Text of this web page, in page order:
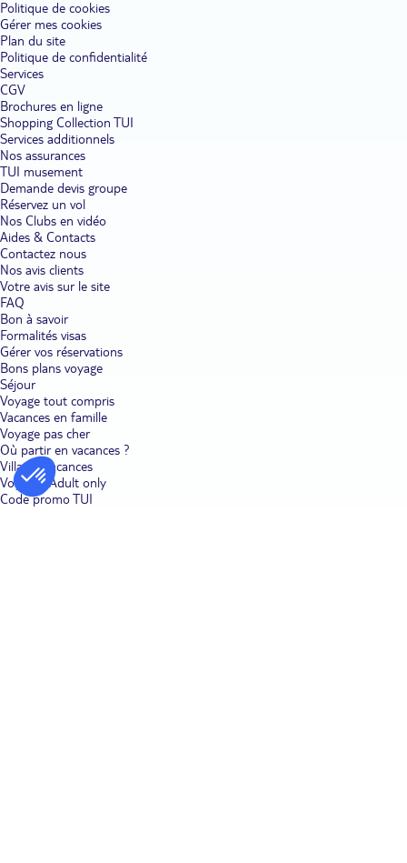
Politique de cookies
Gérer mes cookies
Plan du site
Politique de confidentialité
Services
CGV
Brochures en ligne
Shopping Collection TUI
Services additionnels
Nos assurances
TUI musement
Demande devis groupe
Réservez un vol
Nos Clubs en vidéo
Aides & Contacts
Contactez nous
Nos avis clients
Votre avis sur le site
FAQ
Bon à savoir
Formalités visas
Gérer vos réservations
Bons plans voyage
Séjour
Voyage tout compris
Vacances en famille
Voyage pas cher
Où partir en vacances ?
Villages vacances
Voyages Adult only
Code promo TUI